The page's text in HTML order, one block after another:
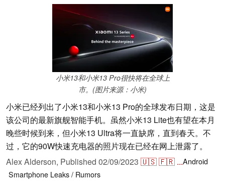
小米13和小米13 Pro很快将在全球上
市。(图片来源：小米)
小米已经列出了小米13和小米13 Pro的全球发布日期，这是
该公司的最新旗舰智能手机。虽然小米13 Lite也有望在本月
晚些时候到来，但小米13 Ultra将一直缺席，直到春天。不
过，它的90W快速充电器的照片现在已经在网上泄露了。
Alex Alderson, Published 02/09/2023 🇺🇸🇫🇷 ...Android
Smartphone Leaks / Rumors